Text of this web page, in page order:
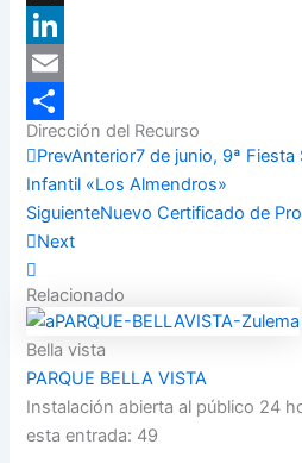
X
LinkedIn
Email
Compartir
Dirección del Recurso
PrevAnterior7 de junio, 9ª Fiesta
Infantil «Los Almendros»
SiguienteNuevo Certificado de
Next
Relacionado
Bella vista
PARQUE BELLA VISTA
Instalación abierta al público 24
esta entrada: 49